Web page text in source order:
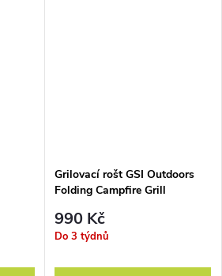
Grilovací rošt GSI Outdoors
Folding Campfire Grill
990 Kč
Do 3 týdnů